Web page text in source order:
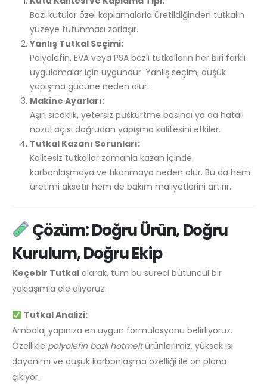
Bazı kutular özel kaplamalarla üretildiğinden tutkalın
yüzeye tutunması zorlaşır.
Yanlış Tutkal Seçimi:
Polyolefin, EVA veya PSA bazlı tutkalların her biri farklı
uygulamalar için uygundur. Yanlış seçim, düşük
yapışma gücüne neden olur.
Makine Ayarları:
Aşırı sıcaklık, yetersiz püskürtme basıncı ya da hatalı
nozul açısı doğrudan yapışma kalitesini etkiler.
Tutkal Kazanı Sorunları:
Kalitesiz tutkallar zamanla kazan içinde
karbonlaşmaya ve tıkanmaya neden olur. Bu da hem
üretimi aksatır hem de bakım maliyetlerini artırır.
Çözüm: Doğru Ürün, Doğru
Kurulum, Doğru Ekip
Keçebir Tutkal olarak, tüm bu süreci bütüncül bir
yaklaşımla ele alıyoruz:
Tutkal Analizi:
Ambalaj yapınıza en uygun formülasyonu belirliyoruz.
Özellikle polyolefin bazlı hotmeltürünlerimiz, yüksek ısı
dayanımı ve düşük karbonlaşma özelliği ile ön plana
çıkıyor.